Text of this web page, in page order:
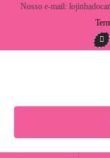
Nosso e-mail: